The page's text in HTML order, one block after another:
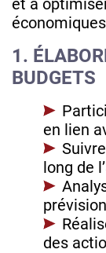
1.
BUDGETS
en lien
long de
des